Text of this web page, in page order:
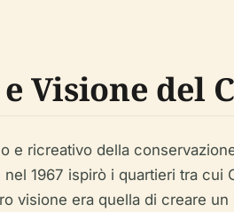
Visione del
ricreativo della
1967 ispirò i quartieri tra cui
visione era quella di creare